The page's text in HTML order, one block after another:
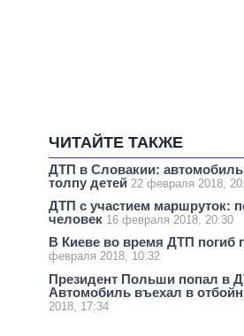
ЧИТАЙТЕ ТАКЖЕ
ДТП в Словакии: автомобиль
толпу детей 22 февраля 2018,
ДТП с участием маршруток:
человек 16 февраля 2018, 20:30
В Киеве во время ДТП погиб
февраля 2018, 10:32
Президент Польши попал в
Автомобиль въехал в
2018, 17:34